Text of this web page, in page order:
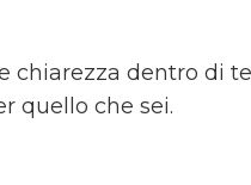
chiarezza dentro di
quello che sei.